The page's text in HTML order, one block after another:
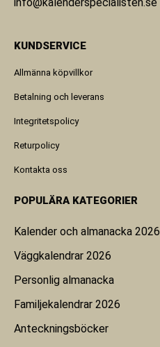
KUNDSERVICE
Allmänna köpvillkor
Betalning och leverans
Integritetspolicy
Returpolicy
Kontakta oss
POPULÄRA KATEGORIER
Kalender och almanacka 2026
Väggkalendrar 2026
Personlig almanacka
Familjekalendrar 2026
Anteckningsböcker